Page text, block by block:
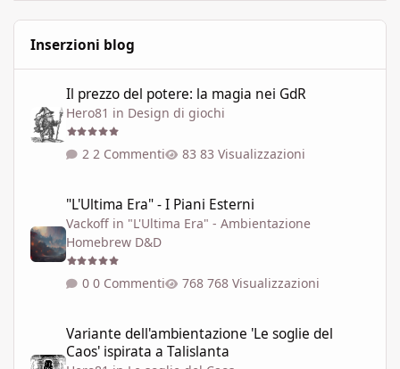
Inserzioni blog
Il prezzo del potere: la magia nei GdR
Hero81 in Design di giochi
2 Commenti 83 Visualizzazioni
"L'Ultima Era" - I Piani Esterni
Vackoff in "L'Ultima Era" - Ambientazione
Homebrew D&D
0 Commenti 768 Visualizzazioni
Variante dell'ambientazione 'Le soglie del
Caos' ispirata a Talislanta